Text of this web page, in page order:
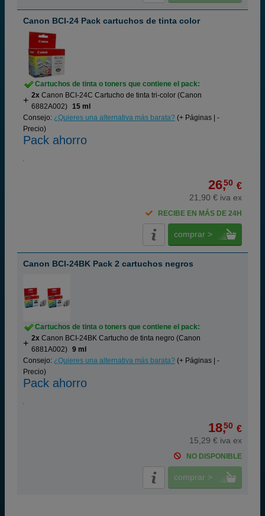
Canon BCI-24 Pack cartuchos de tinta color
Cartuchos de tinta o toners que contiene el pack:
2x Canon BCI-24C Cartucho de tinta tri-color (Canon
6882A002) 15 ml
Consejo: ¿Quieres una alternativa más barata? (+ Páginas | -
Precio)
Pack ahorro
26,50 €
21,90 € iva ex
RECIBE EN MÁS DE 24H
comprar >
Canon BCI-24BK Pack 2 cartuchos negros
Cartuchos de tinta o toners que contiene el pack:
2x Canon BCI-24BK Cartucho de tinta negro (Canon
6881A002) 9 ml
Consejo: ¿Quieres una alternativa más barata? (+ Páginas | -
Precio)
Pack ahorro
18,50 €
15,29 € iva ex
NO DISPONIBLE
comprar >